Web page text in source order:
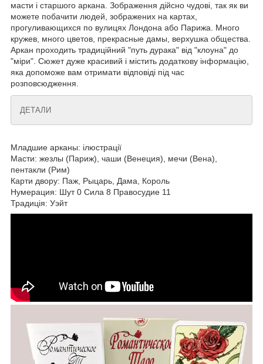
масти і старшого аркана. Зображення дійсно чудові, так як ви
можете побачити людей, зображених на картах,
прогуливающихся по вулицях Лондона або Парижа. Много
кружев, много цветов, прекрасные дамы, верхушка общества.
Аркан проходить традиційний "путь дурака" від "клоуна" до
"міри". Сюжет дуже красивий і містить додаткову інформацію,
яка допоможе вам отримати відповіді під час
розповсюдження.
ДЕТАЛИ
Младшие арканы: ілюстрації
Масти: жезлы (Париж), чаши (Венеция), мечи (Вена),
пентакли (Рим)
Карти двору: Паж, Рыцарь, Дама, Король
Нумерация: Шут 0 Сила 8 Правосудие 11
Традиція: Уэйт